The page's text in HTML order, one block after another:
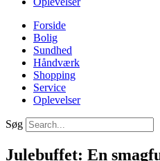
Forside
Bolig
Sundhed
Håndværk
Shopping
Service
Oplevelser
Søg
Julebuffet: En